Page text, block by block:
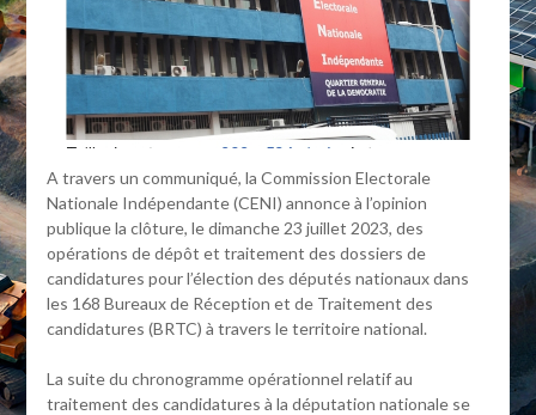
A travers un communiqué, la Commission Electorale
Nationale Indépendante (CENI) annonce à l’opinion
publique la clôture, le dimanche 23 juillet 2023, des
opérations de dépôt et traitement des dossiers de
candidatures pour l’élection des députés nationaux dans
les 168 Bureaux de Réception et de Traitement des
candidatures (BRTC) à travers le territoire national.
La suite du chronogramme opérationnel relatif au
traitement des candidatures à la députation nationale se